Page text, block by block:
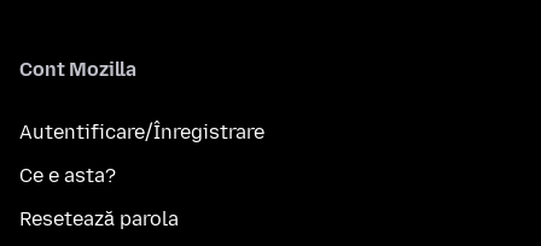
Cont Mozilla
Autentificare/Înregistrare
Ce e asta?
Resetează parola